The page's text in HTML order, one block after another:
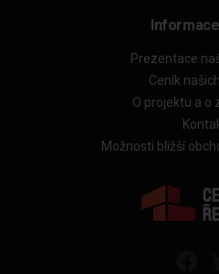
Prezentace
Ceník
O projektu a o
Možnosti bližší